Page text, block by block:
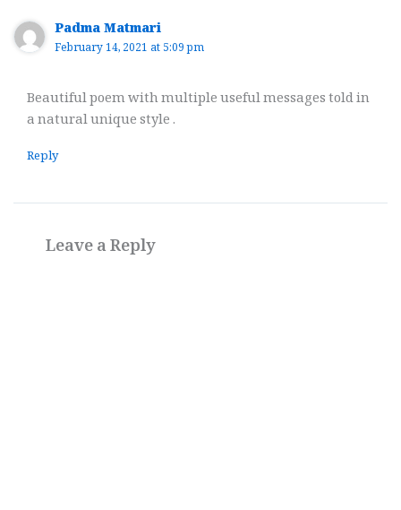
Padma Matmari
February 14, 2021 at 5:09 pm
Beautiful poem with multiple useful messages told in
a natural unique style .
Reply
Leave a Reply